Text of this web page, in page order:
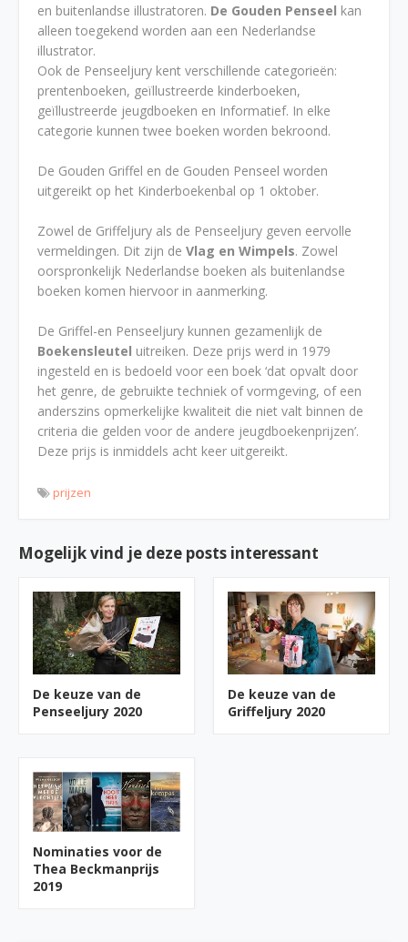
en buitenlandse illustratoren. De Gouden Penseel kan
alleen toegekend worden aan een Nederlandse
illustrator.
Ook de Penseeljury kent verschillende categorieën:
prentenboeken, geïllustreerde kinderboeken,
geïllustreerde jeugdboeken en Informatief. In elke
categorie kunnen twee boeken worden bekroond.
De Gouden Griffel en de Gouden Penseel worden
uitgereikt op het Kinderboekenbal op 1 oktober.
Zowel de Griffeljury als de Penseeljury geven eervolle
vermeldingen. Dit zijn de Vlag en Wimpels. Zowel
oorspronkelijk Nederlandse boeken als buitenlandse
boeken komen hiervoor in aanmerking.
De Griffel-en Penseeljury kunnen gezamenlijk de
Boekensleutel uitreiken. Deze prijs werd in 1979
ingesteld en is bedoeld voor een boek ‘dat opvalt door
het genre, de gebruikte techniek of vormgeving, of een
anderszins opmerkelijke kwaliteit die niet valt binnen de
criteria die gelden voor de andere jeugdboekenprijzen’.
Deze prijs is inmiddels acht keer uitgereikt.
prijzen
Mogelijk vind je deze posts interessant
De keuze van de
Penseeljury 2020
De keuze van de
Griffeljury 2020
Nominaties voor de
Thea Beckmanprijs
2019